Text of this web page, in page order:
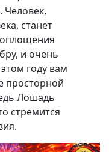
Человек,
станет
и очень
году вам
просторной
Лошадь
стремится